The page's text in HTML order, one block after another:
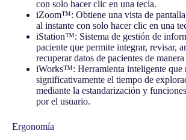
con solo hacer clic en una tecla.
iZoom™: Obtiene una vista de pantalla
al instante con solo hacer clic en una
iStation™: Sistema de gestión de
paciente que permite integrar, revisar,
recuperar datos de pacientes de
iWorks™: Herramienta inteligente que
significativamente el tiempo de
mediante la estandarización y
por el usuario.
Ergonomía